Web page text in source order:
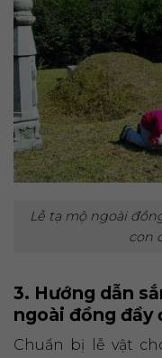
Lễ tạ mộ ngoài
con
3. Hướng dẫn
ngoài đồng đầy
Chuẩn bị lễ vật